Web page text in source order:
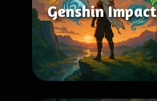
Genshin Impact